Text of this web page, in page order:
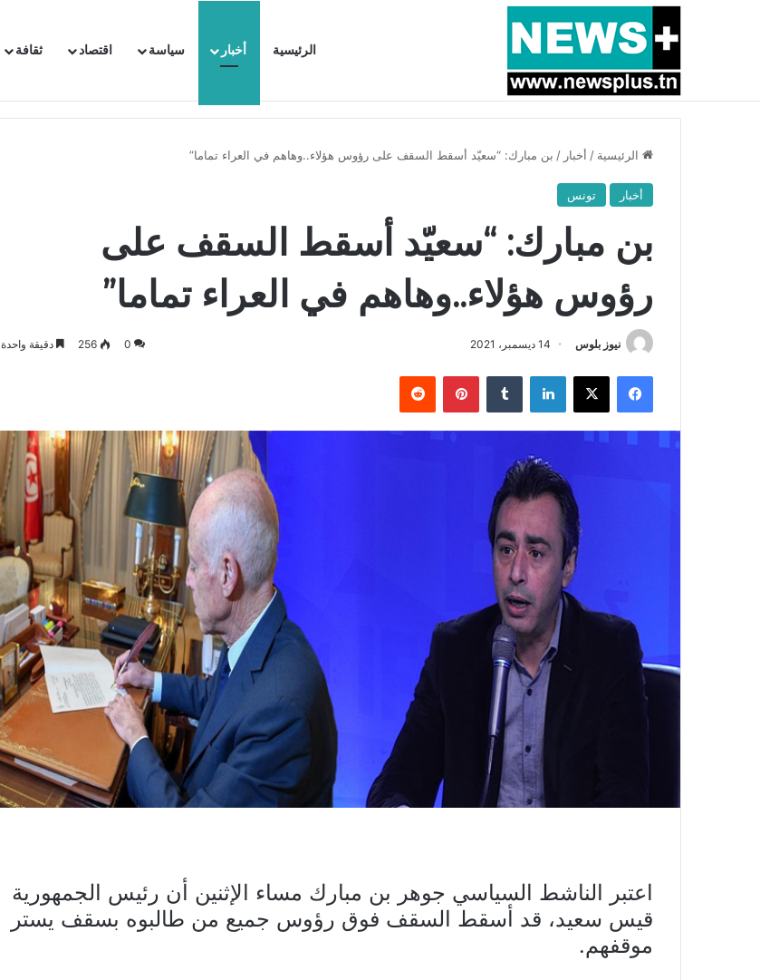
الرئيسية أخبار سياسة اقتصاد ثقافة
أخبار عاجلة بسبب المرزوقي وبتكليف من سعيّد: الخارجية تستدعي السفيرة الفرنسية بتونس وتبلغها احتجاجا شديد اللهجة !!
الرئيسية / أخبار / بن مبارك: “سعيّد أسقط السقف على رؤوس هؤلاء..وهاهم في العراء تماما”
أخبار تونس
بن مبارك: “سعيّد أسقط السقف على
رؤوس هؤلاء..وهاهم في العراء تماما”
نيوز بلوس 14 ديسمبر، 2021 0
256 دقيقة واحدة
فيسبوك X لينكدإن بينتيريست
اعتبر الناشط السياسي جوهر بن مبارك مساء الإثنين أن رئيس الجمهورية
قيس سعيد، قد أسقط السقف فوق رؤوس جميع من طالبوه بسقف يستر
موقفهم.